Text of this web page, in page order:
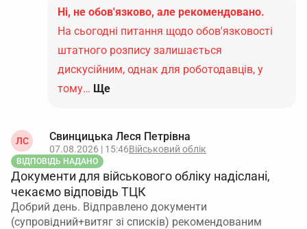
Ні, не обов'язково, але рекомендовано.
На сьогодні питання щодо обов'язковості
штатного розпису залишається
дискусійним, однак для роботодавців, у
тому… Ще
ЛС Свинцицька Леся Петрівна
07.08.2026 | 15:46Військовий облік
ВІДПОВІДЬ НАДАНО
Документи для військового обліку надіслані,
чекаємо відповідь ТЦК
Добрий день. Відправлено документи
(супровідний+витяг зі списків) рекомендованим